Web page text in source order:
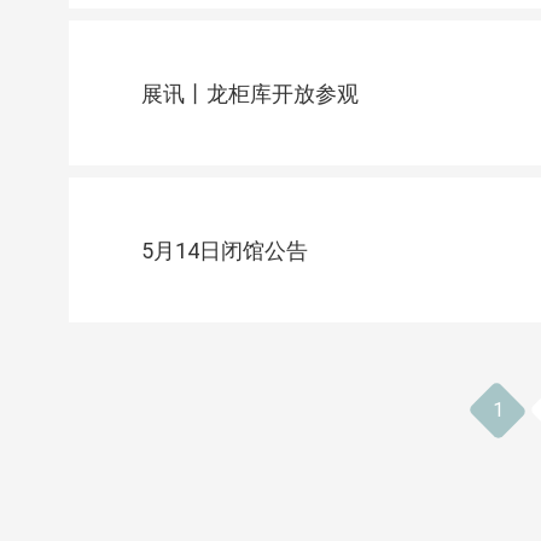
展讯丨龙柜库开放参观
5月14日闭馆公告
1